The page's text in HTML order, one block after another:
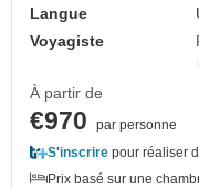
Langue
Voyagiste
À partir de
€970
par personne
S'inscrire pour réaliser
Prix basé sur une